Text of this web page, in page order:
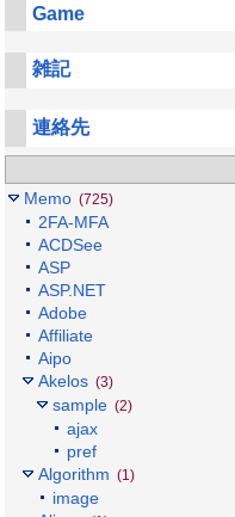
Game
雑記
連絡先
Memo (725)
2FA-MFA
ACDSee
ASP
ASP.NET
Adobe
Affiliate
Aipo
Akelos (3)
sample (2)
ajax
pref
Algorithm (1)
image